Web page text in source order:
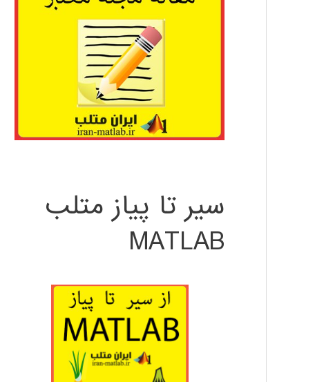
سیر تا پیاز متلب
MATLAB